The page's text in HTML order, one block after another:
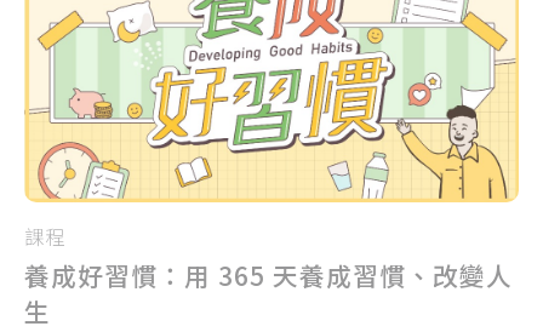
課程
養成好習慣：用 365 天養成習慣、改變人
生